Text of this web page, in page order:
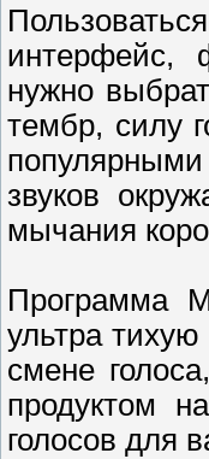
интерфейс,
нужно
тембр, силу
звуков
мычания
Программа
ультра
смене
продуктом
голосов для